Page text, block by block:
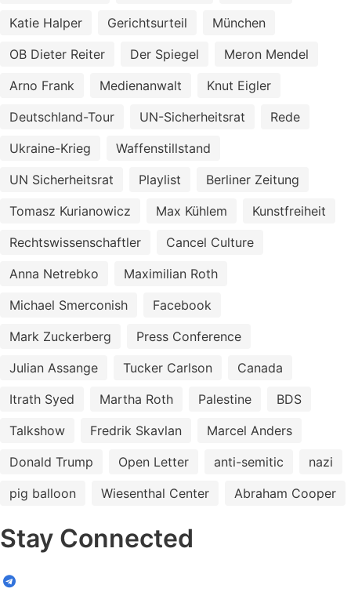
Katie Halper
Gerichtsurteil
München
OB Dieter Reiter
Der Spiegel
Meron Mendel
Arno Frank
Medienanwalt
Knut Eigler
Deutschland-Tour
UN-Sicherheitsrat
Rede
Ukraine-Krieg
Waffenstillstand
UN Sicherheitsrat
Playlist
Berliner Zeitung
Tomasz Kurianowicz
Max Kühlem
Kunstfreiheit
Rechtswissenschaftler
Cancel Culture
Anna Netrebko
Maximilian Roth
Michael Smerconish
Facebook
Mark Zuckerberg
Press Conference
Julian Assange
Tucker Carlson
Canada
Itrath Syed
Martha Roth Palestine
BDS
Talkshow
Fredrik Skavlan
Marcel Anders
Donald Trump
Open Letter anti-semitic
nazi
pig balloon
Wiesenthal Center Abraham Cooper
Stay Connected